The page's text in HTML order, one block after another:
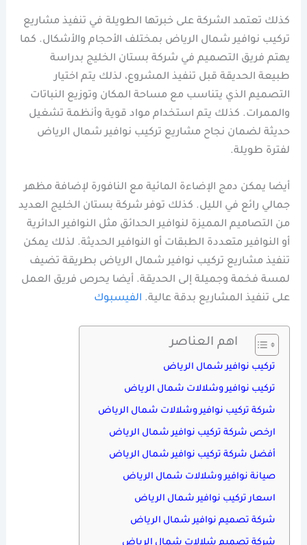
كذلك تعتمد الشركة على خبرتها الطويلة في تنفيذ مشاريع
تركيب نوافير شمال الرياض بمختلف الأحجام والأشكال. كما
يهتم فريق التصميم في شركة بستان الخليج بدراسة
طبيعة الحديقة قبل تنفيذ المشروع، لذلك يتم اختيار
التصميم الذي يتناسب مع مساحة المكان وتوزيع النباتات
والممرات. كذلك يتم استخدام مواد قوية وأنظمة تشغيل
حديثة لضمان نجاح مشاريع تركيب نوافير شمال الرياض
لفترة طويلة.
أيضا يمكن دمج الإضاءة المائية مع النافورة لإضافة مظهر
جمالي رائع في الليل. كذلك توفر شركة بستان الخليج العديد
من التصاميم المميزة لنوافير الحدائق مثل النوافير الدائرية
أو النوافير متعددة الطبقات أو النوافير الحديثة. لذلك يمكن
تنفيذ مشاريع تركيب نوافير شمال الرياض بطريقة تضيف
لمسة فخمة وجميلة إلى الحديقة. أيضا يحرص فريق العمل
على تنفيذ المشاريع بدقة عالية. الفيسبوك
اهم العناصر
تركيب نوافير شمال الرياض
تركيب نوافير وشلالات شمال الرياض
شركة تركيب نوافير وشلالات شمال الرياض
ارخص شركة تركيب نوافير شمال الرياض
أفضل شركة تركيب نوافير شمال الرياض
صيانة نوافير وشلالات شمال الرياض
اسعار تركيب نوافير شمال الرياض
شركة تصميم نوافير شمال الرياض
شركة تصميم شلالات شمال الرياض